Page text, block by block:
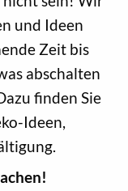
und Ideen
Zeit bis
abschalten
finden Sie
Ideen,